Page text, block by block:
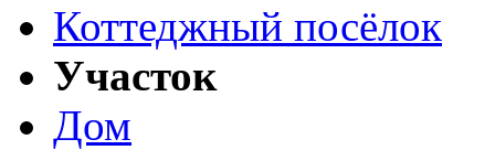
Коттеджный посёлок
Участок
Дом